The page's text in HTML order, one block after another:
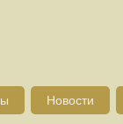
Новости